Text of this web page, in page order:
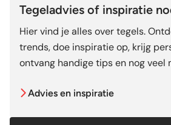
Tegeladvies of inspiratie
Hier vind je alles over tegels.
trends, doe inspiratie op, krijg
ontvang handige tips en nog veel
Advies en inspiratie